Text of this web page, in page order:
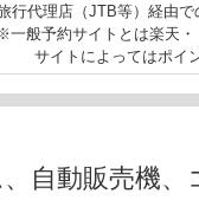
行代理店（JTB等）経由
一般予約サイトとは楽天
サイトによってはポイ
自動販売機